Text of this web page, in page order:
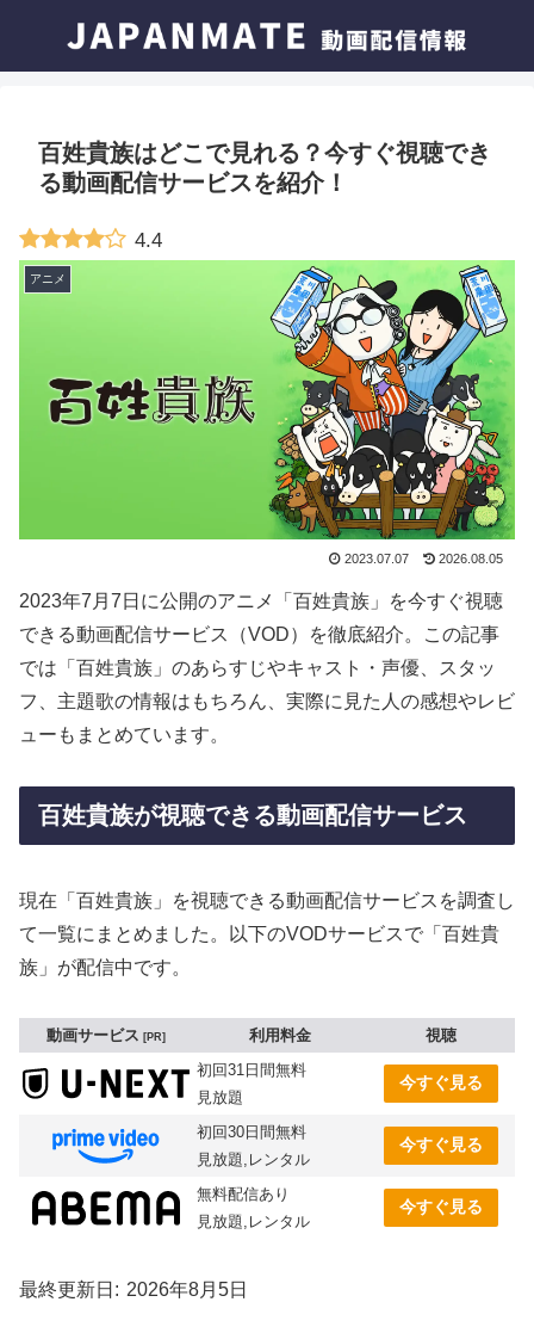
百姓貴族はどこで見れる？今すぐ視聴でき
る動画配信サービスを紹介！
4.4
アニメ
2023.07.07 2026.08.05
2023年7月7日に公開のアニメ「百姓貴族」を今すぐ視聴
できる動画配信サービス（VOD）を徹底紹介。この記事
では「百姓貴族」のあらすじやキャスト・声優、スタッ
フ、主題歌の情報はもちろん、実際に見た人の感想やレビ
ューもまとめています。
百姓貴族が視聴できる動画配信サービス
現在「百姓貴族」を視聴できる動画配信サービスを調査し
て一覧にまとめました。以下のVODサービスで「百姓貴
族」が配信中です。
動画サービス PR 利用料金
視聴
初回31日間無料
見放題
今すぐ見る
初回30日間無料
見放題,レンタル
今すぐ見る
無料配信あり
見放題,レンタル
今すぐ見る
最終更新日 2026年8月5日